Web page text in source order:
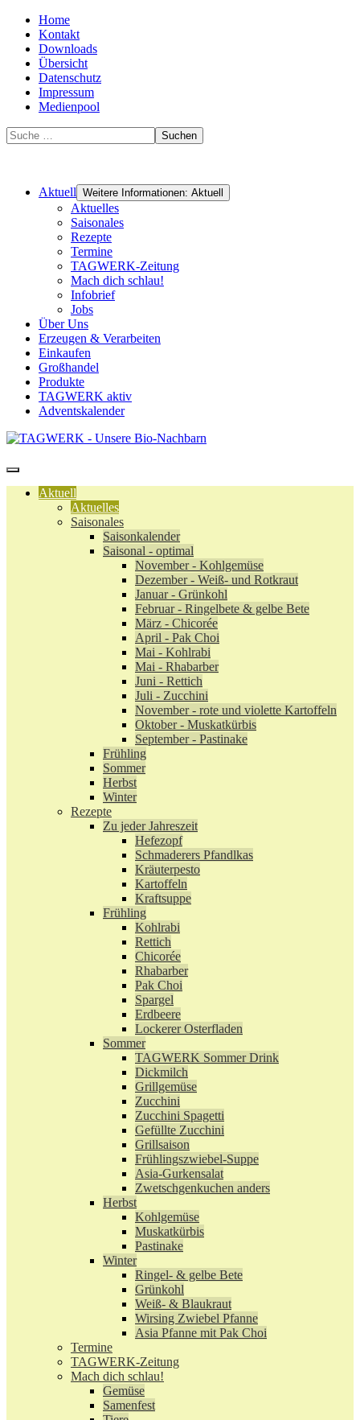
Home
Kontakt
Downloads
Übersicht
Datenschutz
Impressum
Medienpool
Suchen
Aktuell Weitere Informationen: Aktuell
Aktuelles
Saisonales
Rezepte
Termine
TAGWERK-Zeitung
Mach dich schlau!
Infobrief
Jobs
Über Uns
Erzeugen & Verarbeiten
Einkaufen
Großhandel
Produkte
TAGWERK aktiv
Adventskalender
Aktuell
Aktuelles
Saisonales
Saisonkalender
Saisonal - optimal
November - Kohlgemüse
Dezember - Weiß- und Rotkraut
Januar - Grünkohl
Februar - Ringelbete & gelbe Bete
März - Chicorée
April - Pak Choi
Mai - Kohlrabi
Mai - Rhabarber
Juni - Rettich
Juli - Zucchini
November - rote und violette Kartoffeln
Oktober - Muskatkürbis
September - Pastinake
Frühling
Sommer
Herbst
Winter
Rezepte
Zu jeder Jahreszeit
Hefezopf
Schmaderers Pfandlkas
Kräuterpesto
Kartoffeln
Kraftsuppe
Frühling
Kohlrabi
Rettich
Chicorée
Rhabarber
Pak Choi
Spargel
Erdbeere
Lockerer Osterfladen
Sommer
TAGWERK Sommer Drink
Dickmilch
Grillgemüse
Zucchini
Zucchini Spagetti
Gefüllte Zucchini
Grillsaison
Frühlingszwiebel-Suppe
Asia-Gurkensalat
Zwetschgenkuchen anders
Herbst
Kohlgemüse
Muskatkürbis
Pastinake
Winter
Ringel- & gelbe Bete
Grünkohl
Weiß- & Blaukraut
Wirsing Zwiebel Pfanne
Asia Pfanne mit Pak Choi
Termine
TAGWERK-Zeitung
Mach dich schlau!
Gemüse
Samenfest